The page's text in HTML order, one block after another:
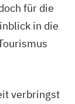
für die
in die
verbringst